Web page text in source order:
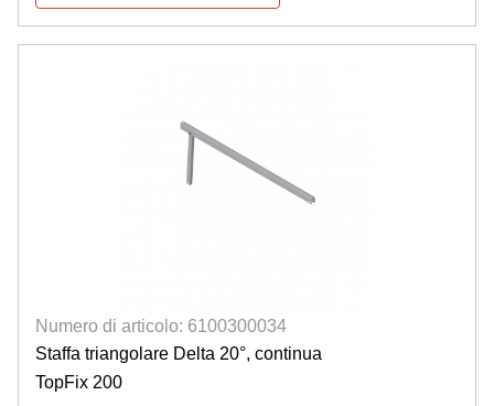
Numero di articolo: 6100300034
Staffa triangolare Delta 20°, continua
TopFix 200